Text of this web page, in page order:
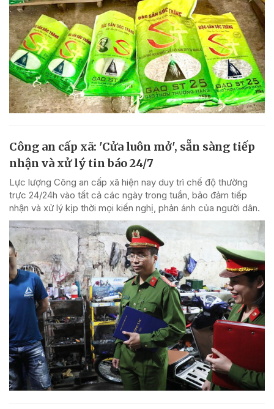
Công an cấp xã: 'Cửa luôn mở', sẵn sàng tiếp
nhận và xử lý tin báo 24/7
Lực lượng Công an cấp xã hiện nay duy trì chế độ thường
trực 24/24h vào tất cả các ngày trong tuần, bảo đảm tiếp
nhận và xử lý kịp thời mọi kiến nghị, phản ánh của người dân.